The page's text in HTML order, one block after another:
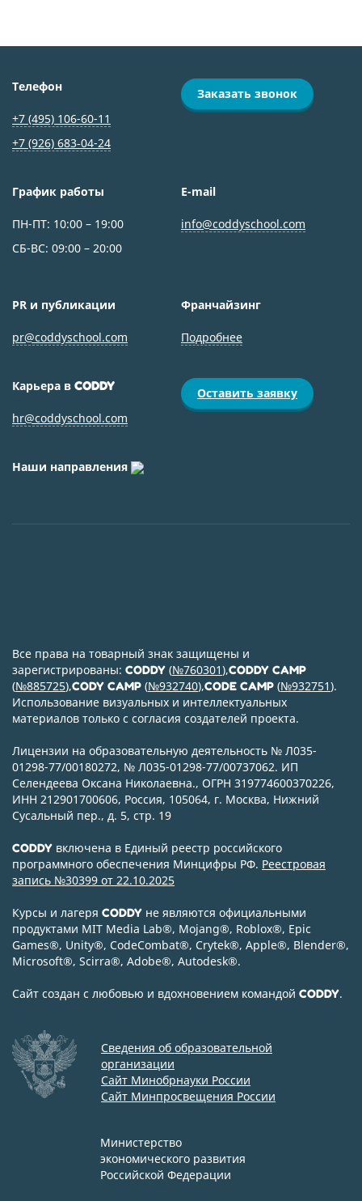
Телефон
+7 (495) 106-60-11
+7 (926) 683‑04-24
Заказать звонок
График работы
ПН-ПТ: 10:00 – 19:00
СБ-ВС: 09:00 – 20:00
E-mail
info@coddyschool.com
PR и публикации
pr@coddyschool.com
Франчайзинг
Подробнее
Карьера в CODDY
hr@coddyschool.com
Оставить заявку
Наши направления
Все права на товарный знак защищены и
зарегистрированы: CODDY (№760301),CODDY CAMP
(№885725),CODY CAMP (№932740),CODE CAMP (№932751).
Использование визуальных и интеллектуальных
материалов только с согласия создателей проекта.
Лицензии на образовательную деятельность № Л035-
01298-77/00180272, № Л035-01298-77/00737062. ИП
Селендеева Оксана Николаевна., ОГРН 319774600370226,
ИНН 212901700606, Россия, 105064, г. Москва, Нижний
Сусальный пер., д. 5, стр. 19
CODDY включена в Единый реестр российского
программного обеспечения Минцифры РФ. Реестровая
запись №30399 от 22.10.2025
Курсы и лагеря CODDY не являются официальными
продуктами MIT Media Lab®, Mojang®, Roblox®, Epic
Games®, Unity®, CodeСombat®, Crytek®, Apple®, Blender®,
Microsoft®, Scirra®, Adobe®, Autodesk®.
Сайт создан с любовью и вдохновением командой CODDY.
Сведения об образовательной
организации
Сайт Минобрнауки России
Сайт Минпросвещения России
Министерство
экономического развития
Российской Федерации